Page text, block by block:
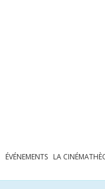
ÉVÉNEMENTS LA